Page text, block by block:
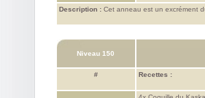
Description : Cet anneau est un excrément
Niveau 150
# Recettes :